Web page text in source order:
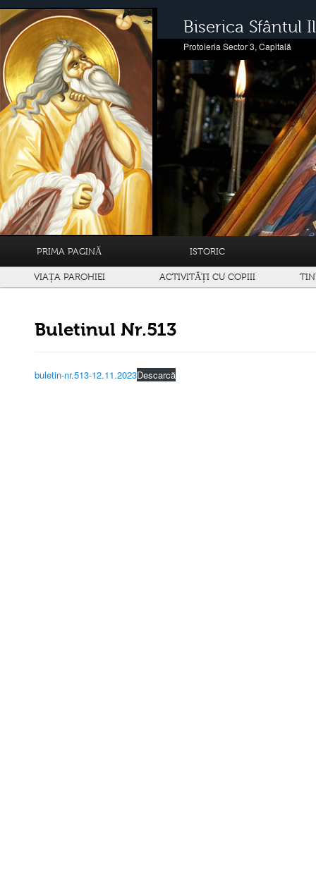
Biserica Sfântul
Protoieria Sector 3, Capitală
PRIMA PAGINĂ ISTORIC
VIAȚA PAROHIEI ACTIVITĂȚI CU COPIII
Buletinul Nr.513
buletin-nr.513-12.11.2023Descarcă